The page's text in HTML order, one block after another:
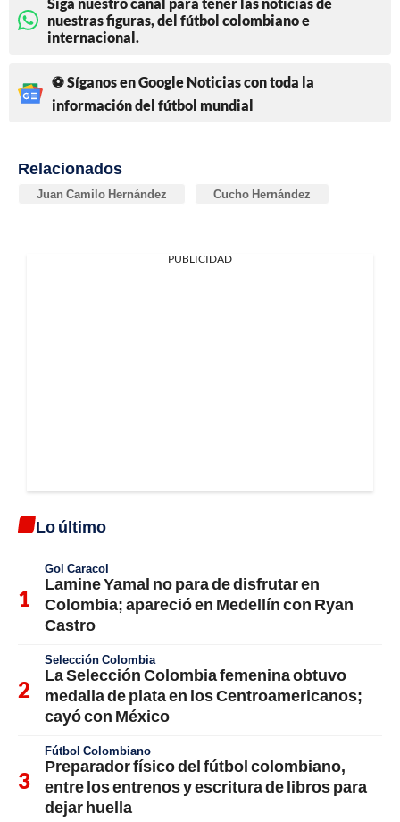
nuestras figuras, del fútbol colombiano e
internacional.
⚽ Síganos en Google Noticias con toda la
información del fútbol mundial
Relacionados
Juan Camilo Hernández Cucho Hernández
PUBLICIDAD
Lo último
Gol Caracol
Lamine Yamal no para de disfrutar en
Colombia; apareció en Medellín con Ryan
Castro
Selección Colombia
La Selección Colombia femenina obtuvo
medalla de plata en los Centroamericanos;
cayó con México
Fútbol Colombiano
Preparador físico del fútbol colombiano,
entre los entrenos y escritura de libros para
dejar huella